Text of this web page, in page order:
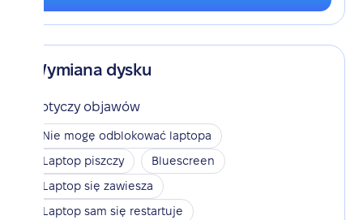
Wymiana dysku
Dotyczy objawów
Nie mogę odblokować laptopa
Laptop piszczy
Bluescreen
Laptop się zawiesza
Laptop sam się restartuje